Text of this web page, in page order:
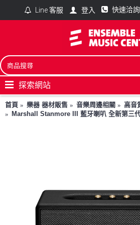
Line 客服 登入 快速洽
探索網站
首頁 樂器 器材販售 音樂周邊相關 高音
Marshall Stanmore III 藍牙喇叭 全新第三